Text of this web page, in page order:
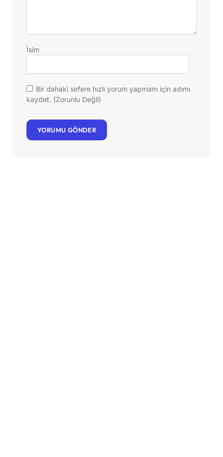
İsim
Bir dahaki sefere hızlı yorum yapmam için adımı
kaydet. (Zorunlu Değil)